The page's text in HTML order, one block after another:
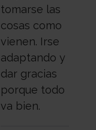
tomarse las
cosas como
vienen. Irse
adaptando y
dar gracias
porque todo
va bien.